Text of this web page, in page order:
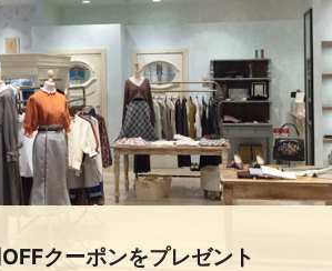
クーポンをプレゼント